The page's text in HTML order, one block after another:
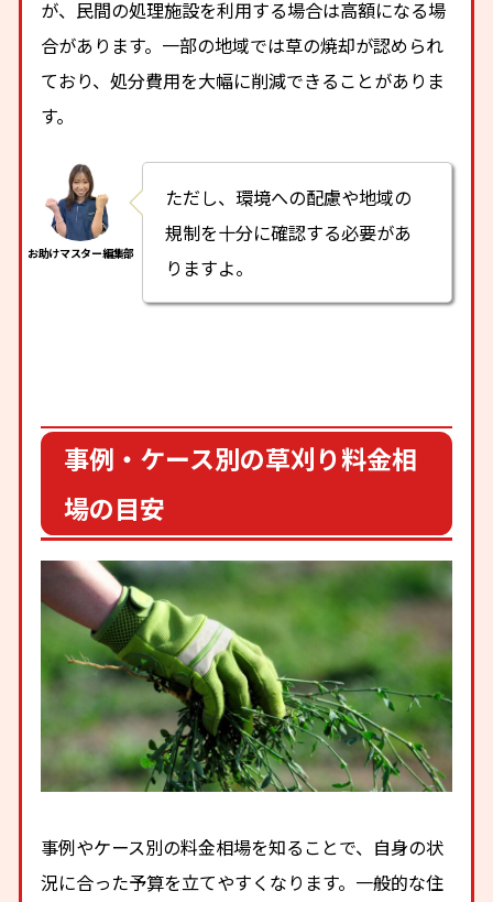
が、民間の処理施設を利用する場合は高額になる場
合があります。一部の地域では草の焼却が認められ
ており、処分費用を大幅に削減できることがありま
す。
ただし、環境への配慮や地域の
規制を十分に確認する必要があ
りますよ。
事例・ケース別の草刈り料金相
場の目安
事例やケース別の料金相場を知ることで、自身の状
況に合った予算を立てやすくなります。一般的な住